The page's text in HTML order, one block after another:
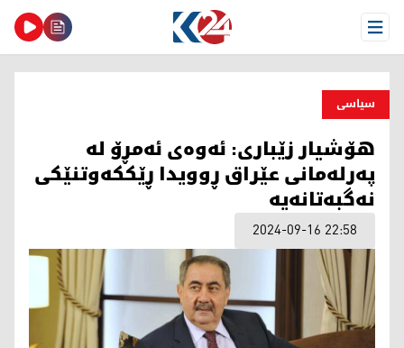
Open Menu
سیاسی
هۆشیار زێباری: ئەوەی ئەمڕۆ لە
پەرلەمانی عێراق ڕوویدا ڕێککەوتنێکی
نەگبەتانەیە
2024-09-16 22:58